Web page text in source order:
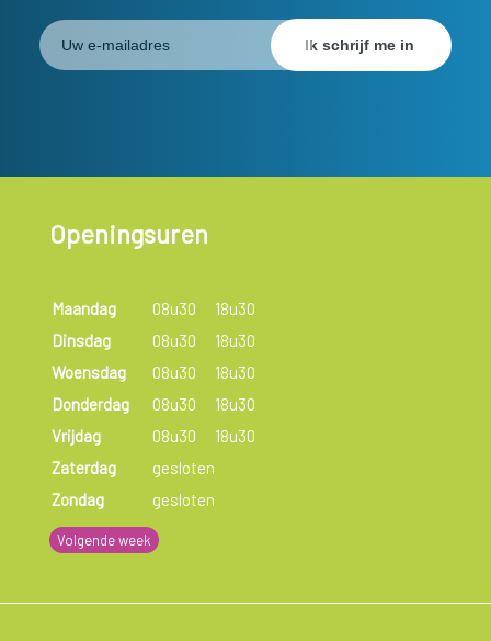
Openingsuren
Maandag 08u30
18u30
Dinsdag
08u30
18u30
Woensdag
08u30
18u30
Donderdag
08u30
18u30
Vrijdag
08u30
18u30
Zaterdag
gesloten
Zondag
gesloten
Volgende week